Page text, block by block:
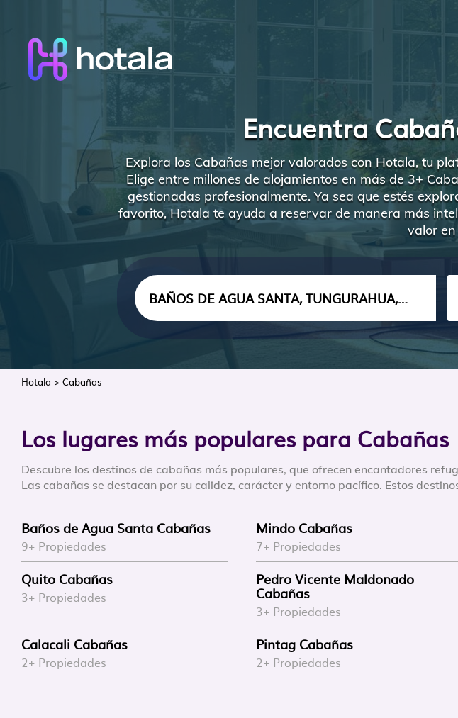
Encuentra
Explora los Cabañas mejor valorados con Hotala, tu
Elige entre millones de alojamientos en más de 3+
gestionadas profesionalmente. Ya sea que estés
favorito, Hotala te ayuda a reservar de manera más
valor
Hotala > Cabañas
Los lugares más populares para Cabañas
Descubre los destinos de cabañas más populares, que ofrecen encantadores
Las cabañas se destacan por su calidez, carácter y entorno pacífico. Estos
Baños de Agua Santa Cabañas
9+ Propiedades
Mindo Cabañas
7+ Propiedades
Quito Cabañas
3+ Propiedades
Pedro Vicente Maldonado
Cabañas
3+ Propiedades
Calacali Cabañas
2+ Propiedades
Pintag Cabañas
2+ Propiedades